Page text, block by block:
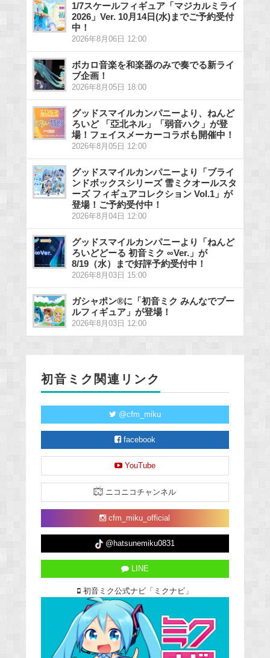
1/7スケールフィギュア「マジカルミライ
2026」Ver. 10月14日(水)までご予約受付
中！
2026年8月06日 12:00
ボカロ音楽を和楽器のみで奏でる新ライ
ブ企画！
2026年8月05日 18:00
グッドスマイルカンパニーより、ねんど
ろいど 「亞北ネル」「弱音ハク」が登
場！フェイスメーカーコラボも開催中！
2026年8月05日 12:00
グッドスマイルカンパニーより「ブライ
ンドボックスシリーズ 雪ミクオールスタ
ーズ フィギュアコレクション Vol.1」が
登場！ご予約受付中！
2026年8月04日 12:00
グッドスマイルカンパニーより「ねんど
ろいどどーる 初音ミク ∞Ver.」が
8/19（水）まで好評予約受付中！
2026年8月03日 15:00
ガシャポン®に「初音ミク みんなでプー
ルフィギュア」が登場！
2026年8月03日 12:00
初音ミク関連リンク
@cfm_miku
facebook
YouTube
ニコニコチャンネル
cfm_miku_official
@hatsunemiku0831
LINE
初音ミク公式ナビ「ミクナビ」